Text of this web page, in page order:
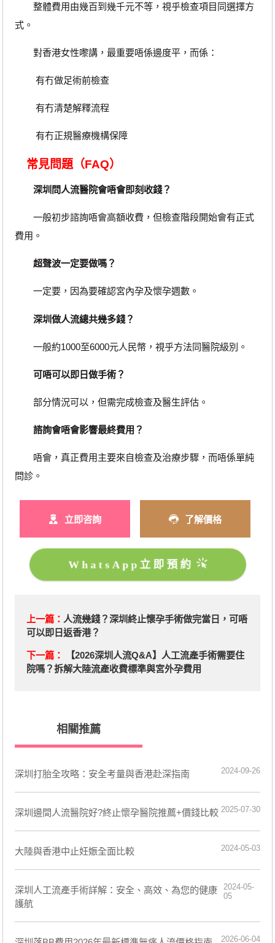
整體費用由幾百到幾千元不等，視乎檢查項目同選擇方
式。
對香港女性嚟講，最重要唔係邊度平，而係：
有冇做足術前檢查
有冇清楚解釋流程
有冇正規醫療機構保障
常見問題（FAQ）
深圳問人流醫院會唔會即刻收錢？
一般初步諮詢唔會高額收費，但檢查階段開始會有正式
費用。
超聲波一定要做嗎？
一定要，因為要確認宮內孕及懷孕週數。
深圳做人流總共幾多錢？
一般約1000至6000元人民幣，視乎方法同醫院級別。
可唔可以即日做手術？
部分情況可以，但需完成檢查及醫生評估。
諮詢會唔會影響最終費用？
唔會，真正費用主要來自檢查及治療步驟，而唔係單純
問診。
立即咨詢 了解價格
WhatsApp立即預約
上一篇： 人流幾錢？深圳終止懷孕手術做完當日，可唔
可以即日返香港？
下一篇：
【2026深圳人流Q&A】人工流產手術需要住
院嗎？拆解大陸流產收費標準與宮外孕費用
相關推薦
​深圳打胎全攻略：安全考量與香港赴深指南 2024-09-26
深圳邊間人流醫院好?終止懷孕醫院推薦+價錢比較 2025-07-30
大陸與香港中止妊娠全面比較 2024-05-03
深圳人工流產手術詳解：安全、高效、為您的健康
護航
2024-05-
05
2026-06-04